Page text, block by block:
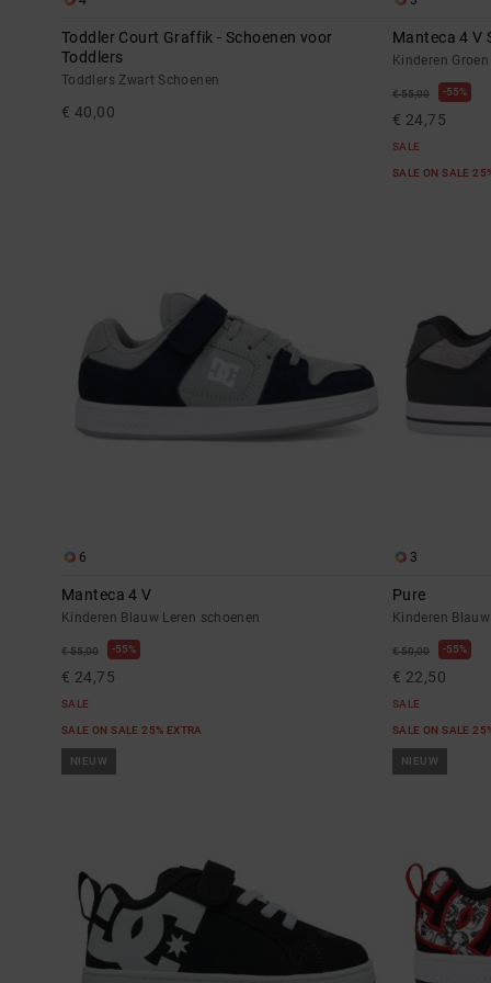
Toddler Court Graffik - Schoenen voor
Toddlers
Toddlers Zwart Schoenen
€ 40,00
Manteca 4 V
Kinderen
€ 55,00 55%
€ 24,75
SALE
SALE ON SALE
6
Manteca 4 V
Kinderen Blauw Leren schoenen
€ 55,00 55%
€ 24,75
SALE
SALE ON SALE 25% EXTRA
3
Pure
Kinderen
€ 50,00 55%
€ 22,50
SALE
SALE ON SALE
NIEUW NIEUW